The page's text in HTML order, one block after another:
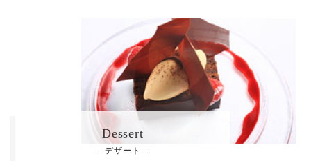
Dessert
- デザート -